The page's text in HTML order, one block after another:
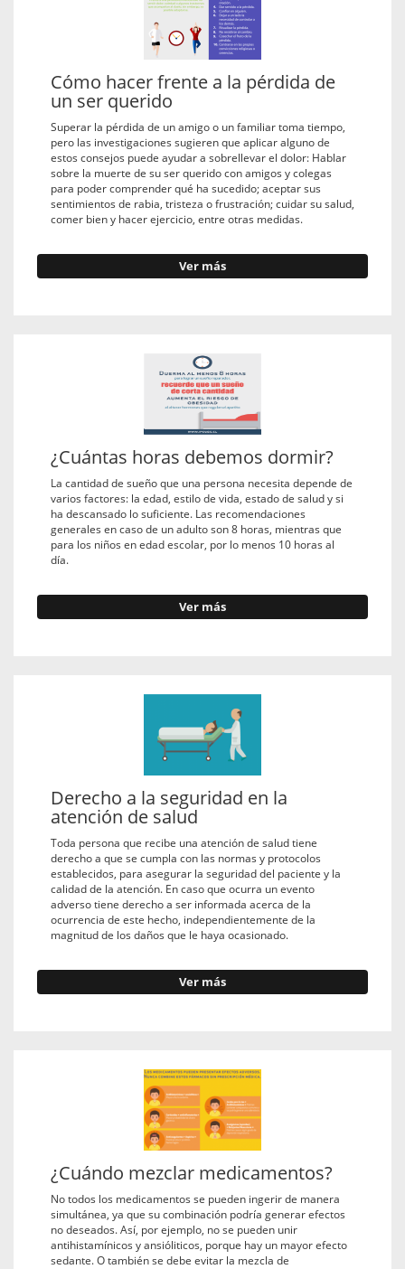
Cómo hacer frente a la pérdida de
un ser querido
Superar la pérdida de un amigo o un familiar toma tiempo,
pero las investigaciones sugieren que aplicar alguno de
estos consejos puede ayudar a sobrellevar el dolor: Hablar
sobre la muerte de su ser querido con amigos y colegas
para poder comprender qué ha sucedido; aceptar sus
sentimientos de rabia, tristeza o frustración; cuidar su salud,
comer bien y hacer ejercicio, entre otras medidas.
Ver más
¿Cuántas horas debemos dormir?
La cantidad de sueño que una persona necesita depende de
varios factores: la edad, estilo de vida, estado de salud y si
ha descansado lo suficiente. Las recomendaciones
generales en caso de un adulto son 8 horas, mientras que
para los niños en edad escolar, por lo menos 10 horas al
día.
Ver más
Derecho a la seguridad en la
atención de salud
Toda persona que recibe una atención de salud tiene
derecho a que se cumpla con las normas y protocolos
establecidos, para asegurar la seguridad del paciente y la
calidad de la atención. En caso que ocurra un evento
adverso tiene derecho a ser informada acerca de la
ocurrencia de este hecho, independientemente de la
magnitud de los daños que le haya ocasionado.
Ver más
¿Cuándo mezclar medicamentos?
No todos los medicamentos se pueden ingerir de manera
simultánea, ya que su combinación podría generar efectos
no deseados. Así, por ejemplo, no se pueden unir
antihistamínicos y ansióliticos, porque hay un mayor efecto
sedante. O también se debe evitar la mezcla de